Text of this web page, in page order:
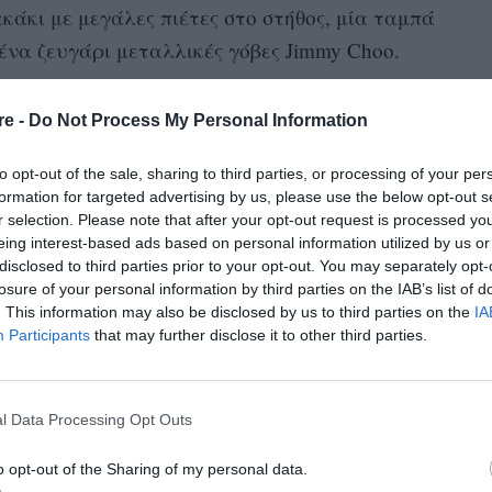
- Do Not Process My Personal Information
opt-out of the sale, sharing to third parties, or processing of your
for targeted advertising by us, please use the below opt-out
selection. Please note that after your opt-out request is processed
interest-based ads based on personal information utilized by us
to third parties prior to your opt-out. You may separately
of your personal information by third parties on the IAB’s list of
This information may also be disclosed by us to third parties on the
Participants that may further disclose it to other third parties.
Data Processing Opt Outs
opt-out of the Sharing of my personal data.
με μεγάλες πιέτες στο στήθος, μία ταμπά
ζευγάρι μεταλλικές γόβες Jimmy Choo.
ηγέτιδες από διάφορους τομείς
συγκαταλέγονται η πρώην
Ardern, η Melinda Gates και η